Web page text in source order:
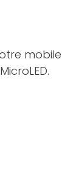
mobile